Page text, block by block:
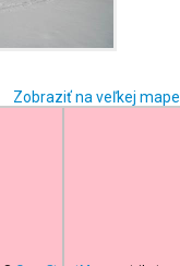
Zobraziť na veľkej mape